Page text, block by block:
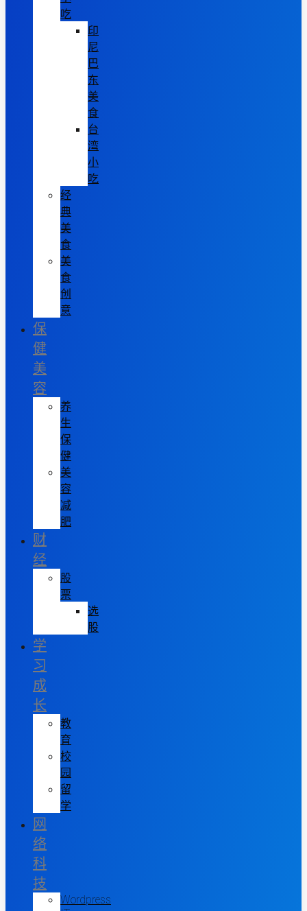
吃
印
尼
巴
东
美
食
台
湾
小
吃
经
典
美
食
美
食
创
意
保
健
美
容
养
生
保
健
美
容
减
肥
财
经
股
票
选
股
学
习
成
长
教
育
校
园
留
学
网
络
科
技
Wordpress